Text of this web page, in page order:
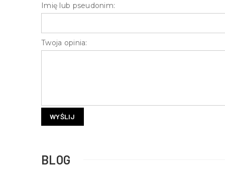
Imię lub pseudonim:
Twoja opinia:
WYŚLIJ
BLOG